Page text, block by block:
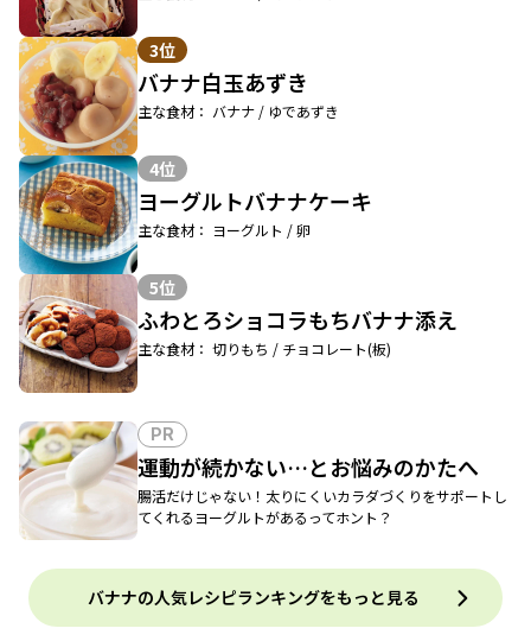
3位
バナナ白玉あずき
主な食材： バナナ / ゆであずき
4位
ヨーグルトバナナケーキ
主な食材： ヨーグルト / 卵
5位
ふわとろショコラもちバナナ添え
主な食材： 切りもち / チョコレート(板)
PR
運動が続かない…とお悩みのかたへ
腸活だけじゃない！太りにくいカラダづくりをサポートし
てくれるヨーグルトがあるってホント？
バナナの人気レシピランキングをもっと見る